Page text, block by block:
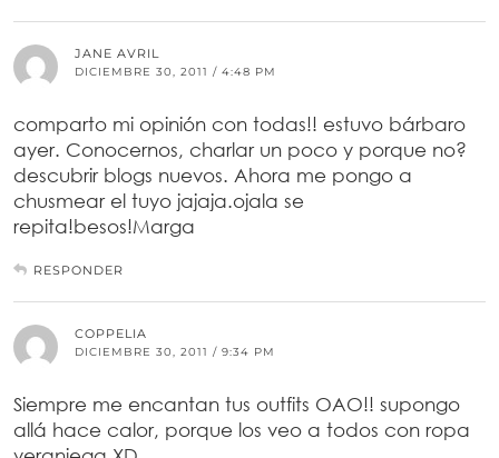
JANE AVRIL
DICIEMBRE 30, 2011 / 4:48 PM
comparto mi opinión con todas!! estuvo bárbaro
ayer. Conocernos, charlar un poco y porque no?
descubrir blogs nuevos. Ahora me pongo a
chusmear el tuyo jajaja.ojala se
repita!besos!Marga
RESPONDER
COPPELIA
DICIEMBRE 30, 2011 / 9:34 PM
Siempre me encantan tus outfits OAO!! supongo
allá hace calor, porque los veo a todos con ropa